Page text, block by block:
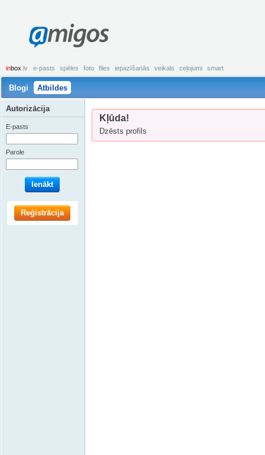
amigos
inbox .lv e-pasts spēles foto files iepazīšanās veikals ceļojumi smart
Blogi Atbildes
Kļūda!
Dzēsts profils
Autorizācija
E-pasts
Parole
Ienākt
Reģistrācija